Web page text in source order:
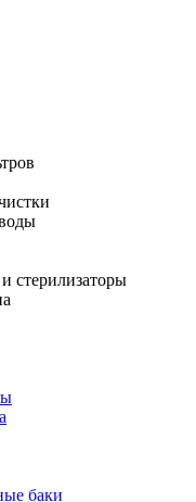
стерилизаторы
баки